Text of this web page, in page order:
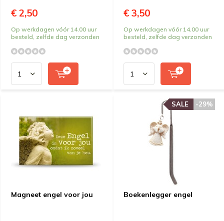
€ 2,50
Op werkdagen vóór 14.00 uur
besteld, zelfde dag verzonden
€ 3,50
Op werkdagen vóór 14.00 uur
besteld, zelfde dag verzonden
Magneet engel voor jou Boekenlegger engel
-29%
SALE